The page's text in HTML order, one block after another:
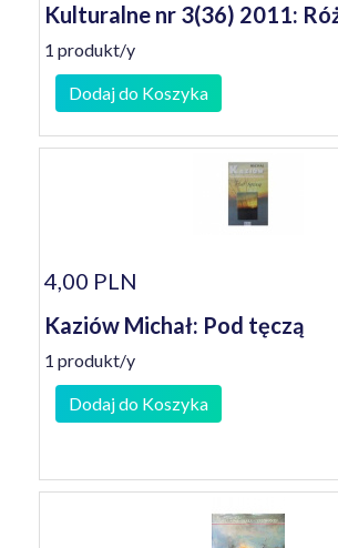
Kulturalne nr 3(36) 2011:
1 produkt/y
Dodaj do Koszyka
4,00 PLN
Kaziów Michał: Pod tęczą
1 produkt/y
Dodaj do Koszyka